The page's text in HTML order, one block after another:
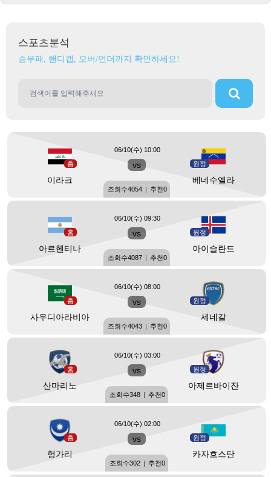
스포츠분석
승무패, 핸디캡, 오버/언더까지 확인하세요!
홈
이라크
vs 원정
베네수엘라
06/10(수) 10:00
조회수4054 | 추천0
홈
아르헨티나
vs 원정
아이슬란드
06/10(수) 09:30
조회수4087 | 추천0
홈
사우디아라비아
vs 원정
세네갈
06/10(수) 08:00
조회수4043 | 추천0
홈
산마리노
vs 원정
아제르바이잔
06/10(수) 03:00
조회수348 | 추천0
홈
헝가리
vs 원정
카자흐스탄
06/10(수) 02:00
조회수302 | 추천0